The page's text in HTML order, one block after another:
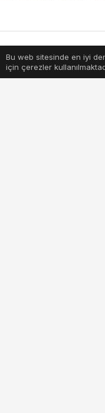
Bu web sitesinde en iyi
için çerezler
Anasayfa